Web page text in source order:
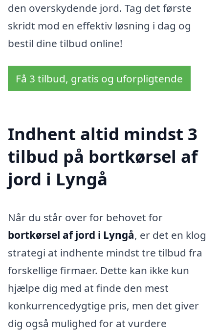
den overskydende jord. Tag det første
skridt mod en effektiv løsning i dag og
bestil dine tilbud online!
Få 3 tilbud, gratis og uforpligtende
Indhent altid mindst 3
tilbud på bortkørsel af
jord i Lyngå
Når du står over for behovet for
bortkørsel af jord i Lyngå, er det en klog
strategi at indhente mindst tre tilbud fra
forskellige firmaer. Dette kan ikke kun
hjælpe dig med at finde den mest
konkurrencedygtige pris, men det giver
dig også mulighed for at vurdere